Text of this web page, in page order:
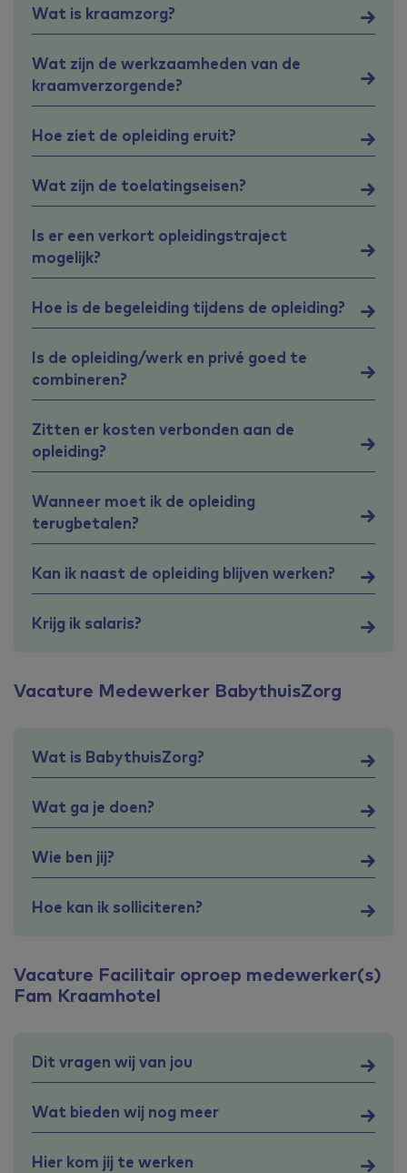
Wat is kraamzorg?
Wat zijn de werkzaamheden van de
kraamverzorgende?
Hoe ziet de opleiding eruit?
Wat zijn de toelatingseisen?
Is er een verkort opleidingstraject
mogelijk?
Hoe is de begeleiding tijdens de opleiding?
Is de opleiding/werk en privé goed te
combineren?
Zitten er kosten verbonden aan de
opleiding?
Wanneer moet ik de opleiding
terugbetalen?
Kan ik naast de opleiding blijven werken?
Krijg ik salaris?
Vacature Medewerker BabythuisZorg
Wat is BabythuisZorg?
Wat ga je doen?
Wie ben jij?
Hoe kan ik solliciteren?
Vacature Facilitair oproep medewerker(s)
Fam Kraamhotel
Dit vragen wij van jou
Wat bieden wij nog meer
Hier kom jij te werken